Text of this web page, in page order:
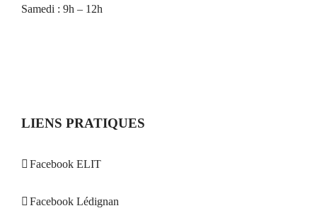
Samedi : 9h – 12h
LIENS PRATIQUES
Facebook ELIT
Facebook Lédignan